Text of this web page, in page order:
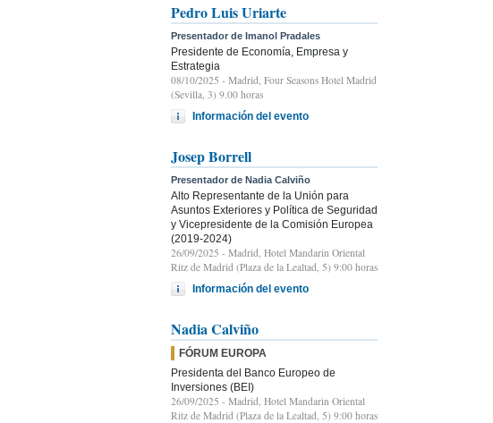
Pedro Luis Uriarte
Presentador de Imanol Pradales
Presidente de Economía, Empresa y
Estrategia
08/10/2025 - Madrid, Four Seasons Hotel Madrid
(Sevilla, 3) 9.00 horas
Información del evento
Josep Borrell
Presentador de Nadia Calviño
Alto Representante de la Unión para
Asuntos Exteriores y Política de Seguridad
y Vicepresidente de la Comisión Europea
(2019-2024)
26/09/2025 - Madrid, Hotel Mandarin Oriental
Ritz de Madrid (Plaza de la Lealtad, 5) 9:00 horas
Información del evento
Nadia Calviño
FÓRUM EUROPA
Presidenta del Banco Europeo de
Inversiones (BEI)
26/09/2025 - Madrid, Hotel Mandarin Oriental
Ritz de Madrid (Plaza de la Lealtad, 5) 9:00 horas